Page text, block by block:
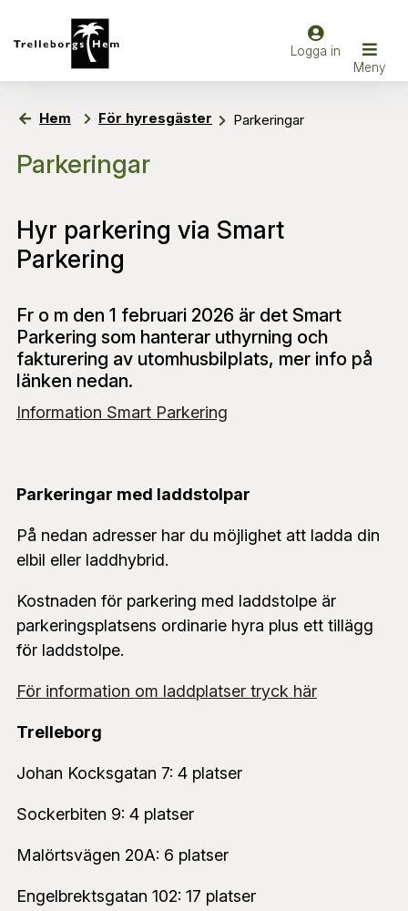
Hem För hyresgäster Parkeringar
Parkeringar
Hyr parkering via Smart
Parkering
Fr o m den 1 februari 2026 är det Smart
Parkering som hanterar uthyrning och
fakturering av utomhusbilplats, mer info på
länken nedan.
Information Smart Parkering
Parkeringar med laddstolpar
På nedan adresser har du möjlighet att ladda din
elbil eller laddhybrid.
Kostnaden för parkering med laddstolpe är
parkeringsplatsens ordinarie hyra plus ett tillägg
för laddstolpe.
För information om laddplatser tryck här
Trelleborg
Johan Kocksgatan 7: 4 platser
Sockerbiten 9: 4 platser
Malörtsvägen 20A: 6 platser
Engelbrektsgatan 102: 17 platser